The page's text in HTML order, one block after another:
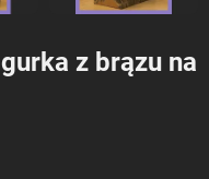
z brązu na